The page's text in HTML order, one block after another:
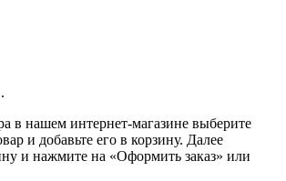
в нашем интернет-магазине выберите
и добавьте его в корзину. Далее
и нажмите на «Оформить заказ» или